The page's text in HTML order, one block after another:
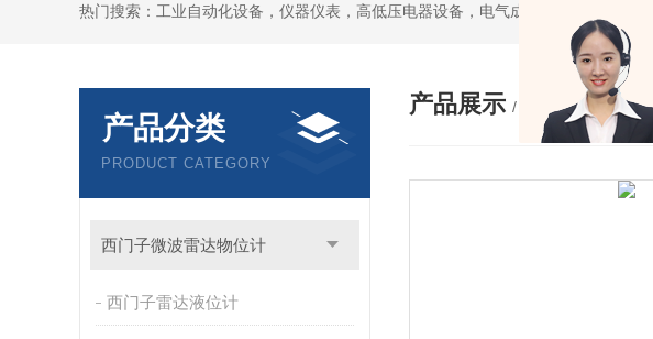
热门搜索：工业自动化设备，仪器仪表，高低压电器设备，电气成套设备
产品分类
PRODUCT CATEGORY
西门子微波雷达物位计
西门子雷达液位计
产品展示 / PRODUCTS